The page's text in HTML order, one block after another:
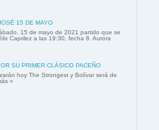
15 DE MAYO
15 de mayo de 2021 partido que se
Caprilez a las 19:30, fecha 8. Aurora
SU PRIMER CLÁSICO PACEÑO
hoy The Strongest y Bolívar será de
»